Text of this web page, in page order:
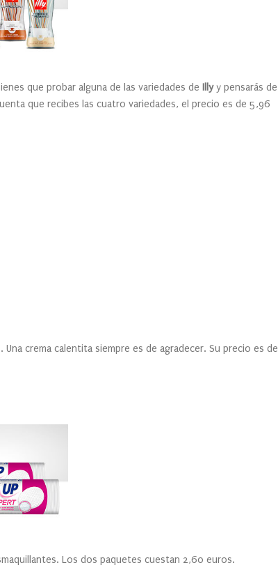
que probar alguna de las variedades de Illyy pensarás de
que recibes las cuatro variedades, el precio es de 5,96
crema calentita siempre es de agradecer. Su precio es de
Los dos paquetes cuestan 2,60 euros.